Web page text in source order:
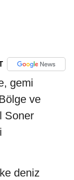
gemi
ve
Soner
deniz